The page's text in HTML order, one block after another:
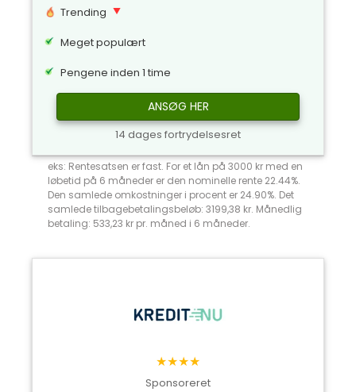
Trending
Meget populært
Pengene inden 1 time
ANSØG HER
14 dages fortrydelsesret
eks: Rentesatsen er fast. For et lån på 3000 kr med en
løbetid på 6 måneder er den nominelle rente 22.44%.
Den samlede omkostninger i procent er 24.90%. Det
samlede tilbagebetalingsbeløb: 3199,38 kr. Månedlig
betaling: 533,23 kr pr. måned i 6 måneder.
★★★★
Sponsoreret